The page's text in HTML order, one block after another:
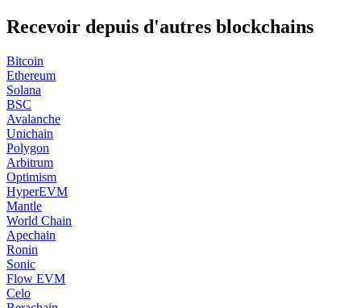
Recevoir depuis d'autres blockchains
Bitcoin
Ethereum
Solana
BSC
Avalanche
Unichain
Polygon
Arbitrum
Optimism
HyperEVM
Mantle
World Chain
Apechain
Ronin
Sonic
Flow EVM
Celo